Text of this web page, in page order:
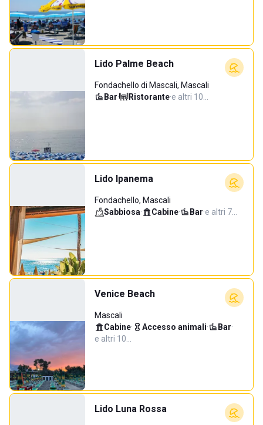
Lido Palme Beach
Fondachello di Mascali, Mascali
Bar· Ristorante·e altri 10…
Lido Ipanema
Fondachello, Mascali
Sabbiosa· Cabine· Bar·e altri 7…
Venice Beach
Mascali
Cabine· Accesso animali· Bar·
e altri 10…
Lido Luna Rossa